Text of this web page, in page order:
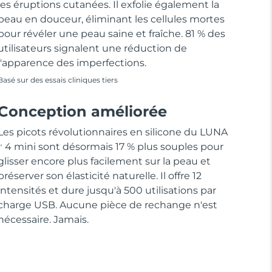
éruptions cutanées. Il exfolie également la
en douceur, éliminant les cellules mortes
révéler une peau saine et fraîche. 81 % des
signalent une réduction de
des imperfections.
sur des essais cliniques tiers
améliorée
picots révolutionnaires en silicone du LUNA
4 mini sont désormais 17 % plus souples pour
encore plus facilement sur la peau et
son élasticité naturelle. Il offre 12
et dure jusqu'à 500 utilisations par
USB. Aucune pièce de rechange n'est
Jamais.